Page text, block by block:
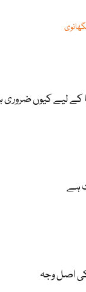
کے لیے کیوں
ہے
کی اصل وجہ